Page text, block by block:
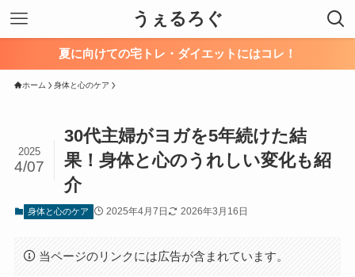
うぇるろぐ
夏に向けての宅トレ・ダイエットにはコレ！
ホーム 身体と心のケア
30代主婦がヨガを5年続けた結
果！身体と心のうれしい変化も紹
介
2025
4/07
身体と心のケア 2025年4月7日 2026年3月16日
当ページのリンクには広告が含まれています。